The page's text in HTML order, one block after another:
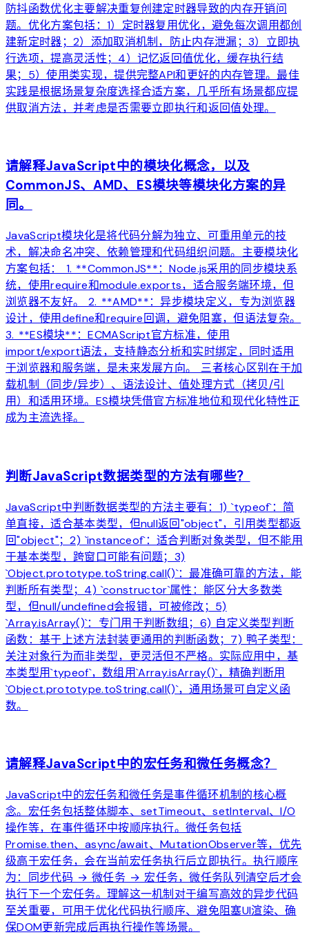
防抖函数优化主要解决重复创建定时器导致的内存开销问
题。优化方案包括：1）定时器复用优化，避免每次调用都创
建新定时器；2）添加取消机制，防止内存泄漏；3）立即执
行选项，提高灵活性；4）记忆返回值优化，缓存执行结
果；5）使用类实现，提供完整API和更好的内存管理。最佳
实践是根据场景复杂度选择合适方案，几乎所有场景都应提
供取消方法，并考虑是否需要立即执行和返回值处理。
请解释JavaScript中的模块化概念，以及
CommonJS、AMD、ES模块等模块化方案的异
同。
JavaScript模块化是将代码分解为独立、可重用单元的技
术，解决命名冲突、依赖管理和代码组织问题。主要模块化
方案包括： 1. **CommonJS**：Node.js采用的同步模块系
统，使用require和module.exports，适合服务端环境，但
浏览器不友好。 2. **AMD**：异步模块定义，专为浏览器
设计，使用define和require回调，避免阻塞，但语法复杂。
3. **ES模块**：ECMAScript官方标准，使用
import/export语法，支持静态分析和实时绑定，同时适用
于浏览器和服务端，是未来发展方向。 三者核心区别在于加
载机制（同步/异步）、语法设计、值处理方式（拷贝/引
用）和适用环境。ES模块凭借官方标准地位和现代化特性正
成为主流选择。
判断JavaScript数据类型的方法有哪些？
JavaScript中判断数据类型的方法主要有：1) `typeof`：简
单直接，适合基本类型，但null返回"object"，引用类型都返
回"object"；2) `instanceof`：适合判断对象类型，但不能用
于基本类型，跨窗口可能有问题；3)
`Object.prototype.toString.call()`：最准确可靠的方法，能
判断所有类型；4) `constructor`属性：能区分大多数类
型，但null/undefined会报错，可被修改；5)
`Array.isArray()`：专门用于判断数组；6) 自定义类型判断
函数：基于上述方法封装更通用的判断函数；7) 鸭子类型：
关注对象行为而非类型，更灵活但不严格。实际应用中，基
本类型用`typeof`，数组用`Array.isArray()`，精确判断用
`Object.prototype.toString.call()`，通用场景可自定义函
数。
请解释JavaScript中的宏任务和微任务概念？
JavaScript中的宏任务和微任务是事件循环机制的核心概
念。宏任务包括整体脚本、setTimeout、setInterval、I/O
操作等，在事件循环中按顺序执行。微任务包括
Promise.then、async/await、MutationObserver等，优先
级高于宏任务，会在当前宏任务执行后立即执行。执行顺序
为：同步代码 → 微任务 → 宏任务，微任务队列清空后才会
执行下一个宏任务。理解这一机制对于编写高效的异步代码
至关重要，可用于优化代码执行顺序、避免阻塞UI渲染、确
保DOM更新完成后再执行操作等场景。